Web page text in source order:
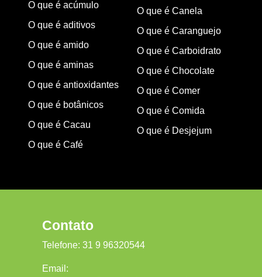
O que é acúmulo
O que é aditivos
O que é amido
O que é aminas
O que é antioxidantes
O que é botânicos
O que é Cacau
O que é Café
O que é Canela
O que é Caranguejo
O que é Carboidrato
O que é Chocolate
O que é Comer
O que é Comida
O que é Desjejum
Contato
Telefone: 31 9 96320544
Email: